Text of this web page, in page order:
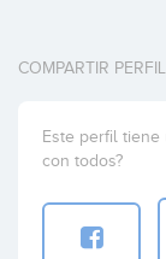
COMPARTIR PERFIL
Este perfil
con todos?